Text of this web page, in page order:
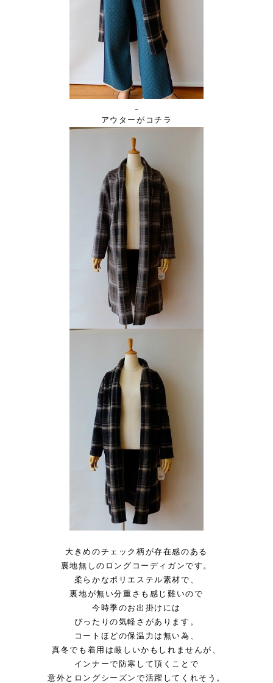
アウターがコチラ
大きめのチェック柄が存在感のある
裏地無しのロングコーディガンです。
柔らかなポリエステル素材で、
裏地が無い分重さも感じ難いので
今時季のお出掛けには
ぴったりの気軽さがあります。
コートほどの保温力は無い為、
真冬でも着用は厳しいかもしれませんが、
インナーで防寒して頂くことで
意外とロングシーズンで活躍してくれそう。